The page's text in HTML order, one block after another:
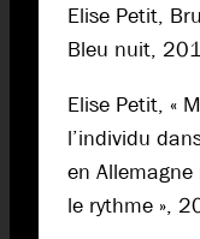
Elise Petit,
Bleu nuit,
Elise Petit, «
l’individu
en Allemagne
le rythme »,